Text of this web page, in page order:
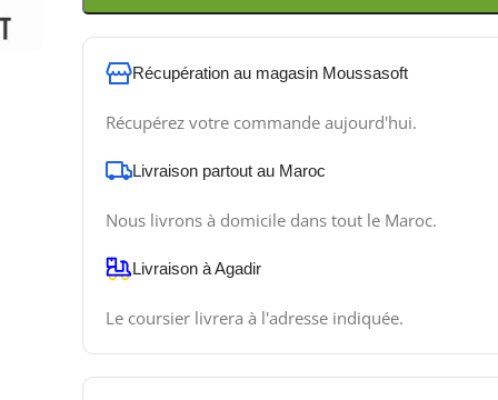
Récupération au magasin Moussasoft
Récupérez votre commande aujourd'hui.
Livraison partout au Maroc
Nous livrons à domicile dans tout le Maroc.
Livraison à Agadir
Le coursier livrera à l'adresse indiquée.